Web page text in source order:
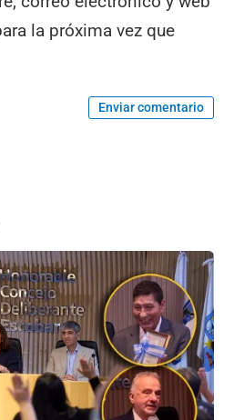
la próxima vez que
Enviar comentario